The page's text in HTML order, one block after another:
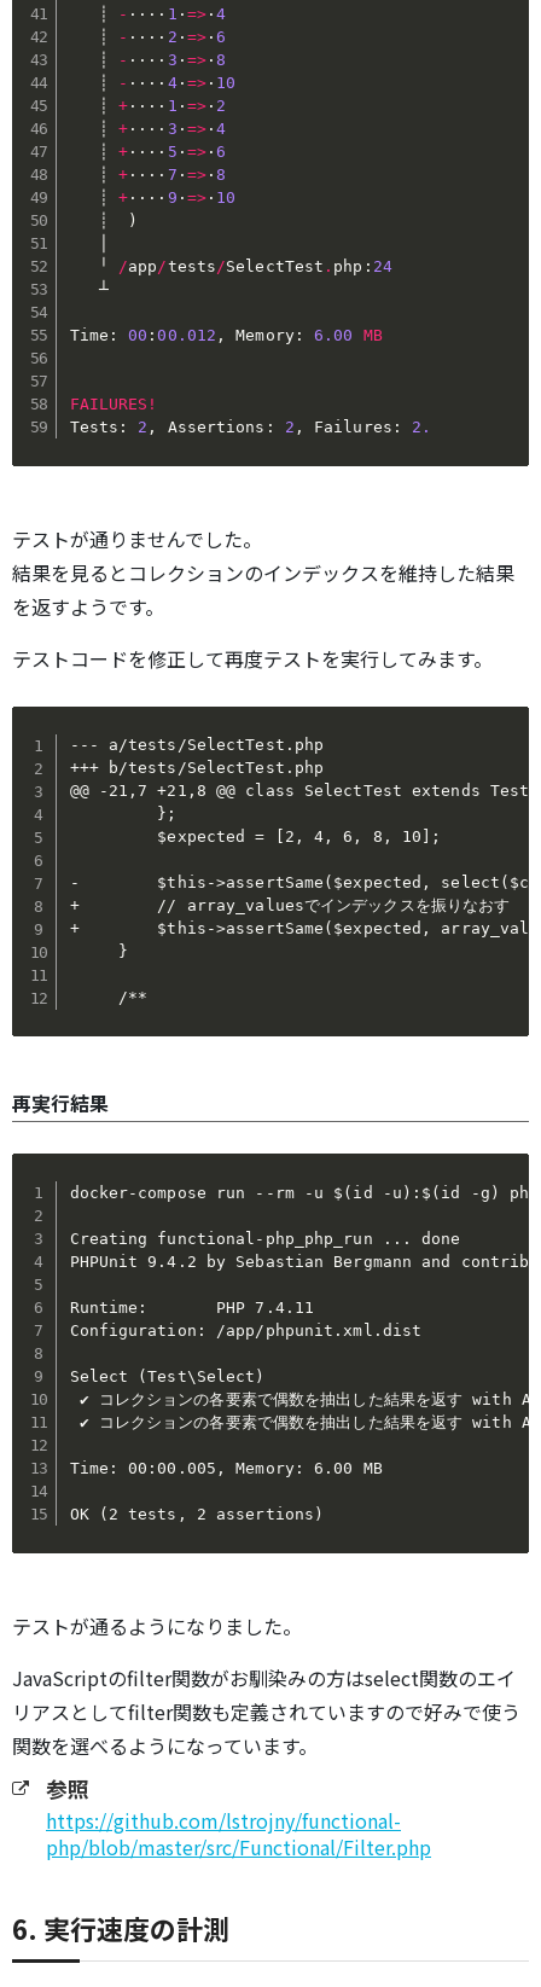
   ┊
- ···· 1 · =>·4
   ┊
- ···· 2 · =>·6
   ┊
- ···· 3 · =>·8
   ┊
- ···· 4· =>· 10
   ┊
+ ···· 1 · =>· 2
   ┊
+ ···· 3 · =>·4
   ┊
+ ···· 5 · =>·6
   ┊
+ ···· 7 · =>·8
   ┊
+ ···· 9 · =>· 10
   ┊
)
   ╵
/app /tests /SelectTest . php : 24
   ┴
Time : 00 :00.012 , Memory: 6.00 MB
FAILURES !
Tests : 2 , Assertions : 2 , Failures : 2.
テストが通りませんでした。
結果を見るとコレクションのインデックスを維持した結果
を返すようです。
テストコードを修正して再度テストを実行してみます。
--- a/tests/SelectTest.php
+++ b/tests/SelectTest.php
@@ -21,7 +21,8 @@ class SelectTest extends
         };
         $expected = [2, 4, 6, 8, 10];
-        $this->assertSame($expected,
+        // array_valuesでインデックスを振りなおす
+        $this->assertSame($expected,
     }
     /**
再実行結果
docker-compose run --rm -u $(id -u):$(id -g)
Creating functional-php_php_run ... done
PHPUnit 9.4.2 by Sebastian Bergmann and
Runtime:       PHP 7.4.11
Configuration: /app/phpunit.xml.dist
Select (Test\Select)
✔ コレクションの各要素で偶数を抽出した結果を返す with
✔ コレクションの各要素で偶数を抽出した結果を返す
Time: 00:00.005, Memory: 6.00 MB
OK (2 tests, 2 assertions)
テストが通るようになりました。
JavaScriptのfilter関数がお馴染みの方はselect関数のエイ
リアスとしてfilter関数も定義されていますので好みで使う
関数を選べるようになっています。
参照
https://github.com/lstrojny/functional-
php/blob/master/src/Functional/Filter.php
6. 実行速度の計測